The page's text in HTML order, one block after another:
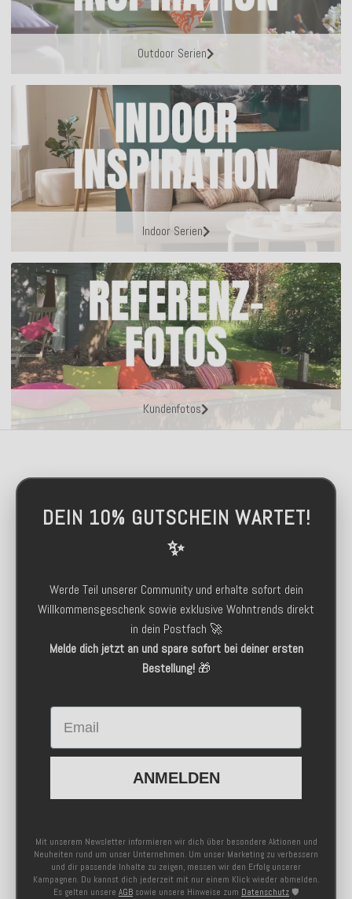
Outdoor Serien
Indoor Serien
Kundenfotos
DEIN 10% GUTSCHEIN WARTET!
✨
Werde Teil unserer Community und erhalte sofort dein
Willkommensgeschenk sowie exklusive Wohntrends direkt
in dein Postfach 🚀
Melde dich jetzt an und spare sofort bei deiner ersten
Bestellung!🎁
Email
ANMELDEN
Mit unserem Newsletter informieren wir dich über besondere Aktionen und
Neuheiten rund um unser Unternehmen. Um unser Marketing zu verbessern
und dir passende Inhalte zu zeigen, messen wir den Erfolg unserer
Kampagnen. Du kannst dich jederzeit mit nur einem Klick wieder abmelden.
Es gelten unsere AGB sowie unsere Hinweise zum Datenschutz 🛡️